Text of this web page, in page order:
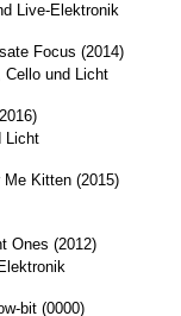
Live-Elektronik
Focus (2014)
Cello und Licht
Licht
Kitten (2015)
Ones (2012)
bit (0000)